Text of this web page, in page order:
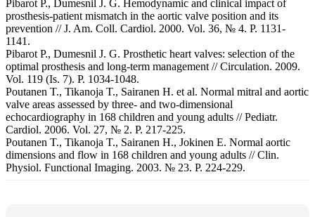
Pibarot P., Dumesnil J. G. Hemodynamic and clinical impact of
prosthesis-patient mismatch in the aortic valve position and its
prevention // J. Am. Coll. Cardiol. 2000. Vol. 36, № 4. P. 1131-
1141.
Pibarot P., Dumesnil J. G. Prosthetic heart valves: selection of the
optimal prosthesis and long-term management // Circulation. 2009.
Vol. 119 (Is. 7). P. 1034-1048.
Poutanen T., Tikanoja T., Sairanen H. et al. Normal mitral and aortic
valve areas assessed by three- and two-dimensional
echocardiography in 168 children and young adults // Pediatr.
Cardiol. 2006. Vol. 27, № 2. P. 217-225.
Poutanen T., Tikanoja T., Sairanen H., Jokinen E. Normal aortic
dimensions and flow in 168 children and young adults // Clin.
Physiol. Functional Imaging. 2003. № 23. P. 224-229.